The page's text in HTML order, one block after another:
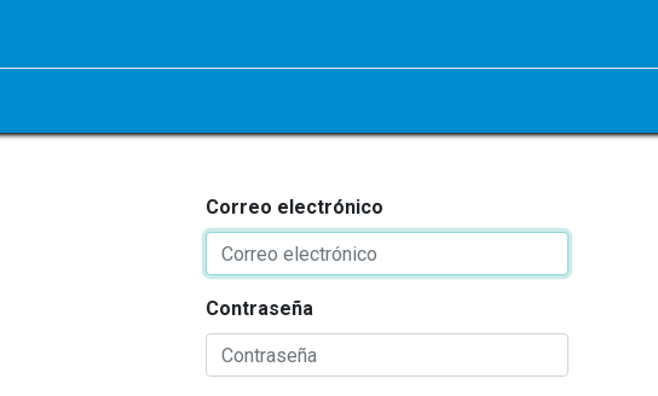
Correo electrónico
Contraseña